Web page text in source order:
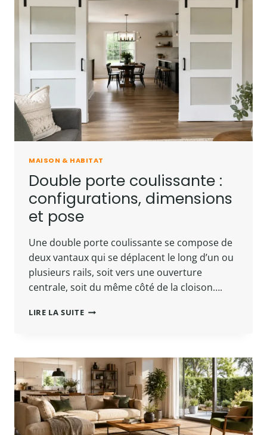
ET
PRÉCAUTIONS
CONNAÎTRE
MAISON & HABITAT
Double porte coulissante :
configurations, dimensions
et pose
Une double porte coulissante se compose de
deux vantaux qui se déplacent le long d’un ou
plusieurs rails, soit vers une ouverture
centrale, soit du même côté de la cloison….
LIRE LA SUITEDOUBLE
CONFIGURATIONS,
DIMENSIONS
ET
POSE